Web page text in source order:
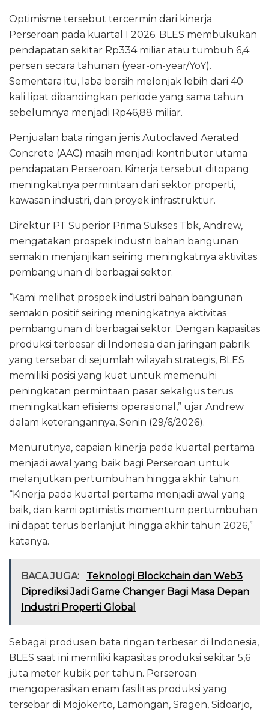
Optimisme tersebut tercermin dari kinerja
Perseroan pada kuartal I 2026. BLES membukukan
pendapatan sekitar Rp334 miliar atau tumbuh 6,4
persen secara tahunan (year-on-year/YoY).
Sementara itu, laba bersih melonjak lebih dari 40
kali lipat dibandingkan periode yang sama tahun
sebelumnya menjadi Rp46,88 miliar.
Penjualan bata ringan jenis Autoclaved Aerated
Concrete (AAC) masih menjadi kontributor utama
pendapatan Perseroan. Kinerja tersebut ditopang
meningkatnya permintaan dari sektor properti,
kawasan industri, dan proyek infrastruktur.
Direktur PT Superior Prima Sukses Tbk, Andrew,
mengatakan prospek industri bahan bangunan
semakin menjanjikan seiring meningkatnya aktivitas
pembangunan di berbagai sektor.
“Kami melihat prospek industri bahan bangunan
semakin positif seiring meningkatnya aktivitas
pembangunan di berbagai sektor. Dengan kapasitas
produksi terbesar di Indonesia dan jaringan pabrik
yang tersebar di sejumlah wilayah strategis, BLES
memiliki posisi yang kuat untuk memenuhi
peningkatan permintaan pasar sekaligus terus
meningkatkan efisiensi operasional,” ujar Andrew
dalam keterangannya, Senin (29/6/2026).
Menurutnya, capaian kinerja pada kuartal pertama
menjadi awal yang baik bagi Perseroan untuk
melanjutkan pertumbuhan hingga akhir tahun.
“Kinerja pada kuartal pertama menjadi awal yang
baik, dan kami optimistis momentum pertumbuhan
ini dapat terus berlanjut hingga akhir tahun 2026,”
katanya.
BACA JUGA:
Teknologi Blockchain dan Web3
Diprediksi Jadi Game Changer Bagi Masa Depan
Industri Properti Global
Sebagai produsen bata ringan terbesar di Indonesia,
BLES saat ini memiliki kapasitas produksi sekitar 5,6
juta meter kubik per tahun. Perseroan
mengoperasikan enam fasilitas produksi yang
tersebar di Mojokerto, Lamongan, Sragen, Sidoarjo,